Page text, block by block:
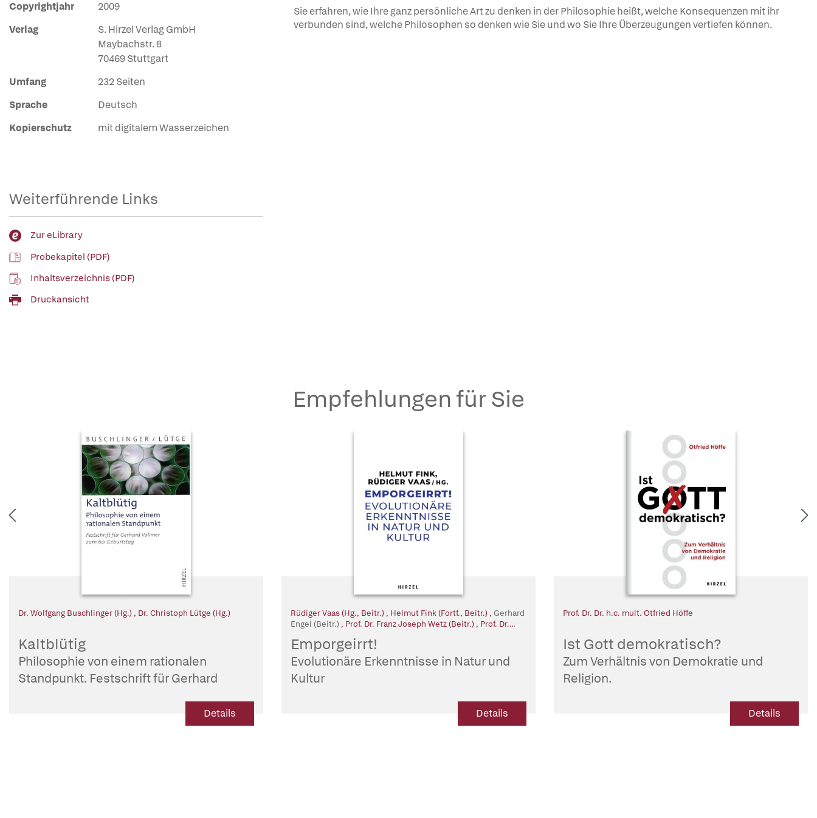
Sie erfahren, wie Ihre ganz persönliche Art zu denken in der Philosophie heißt, welche Konsequenzen mit ihr
verbunden sind, welche Philosophen so denken wie Sie und wo Sie Ihre Überzeugungen vertiefen können.
Copyrightjahr
2009
Verlag
S. Hirzel Verlag GmbH
Maybachstr. 8
70469 Stuttgart
Umfang
232 Seiten
Sprache
Deutsch
Kopierschutz
mit digitalem Wasserzeichen
Weiterführende Links
Zur eLibrary
Probekapitel (PDF)
Inhaltsverzeichnis (PDF)
Druckansicht
Empfehlungen für Sie
Dr. Wolfgang Buschlinger (Hg.) , Dr. Christoph Lütge (Hg.)
Kaltblütig
Philosophie von einem rationalen
Standpunkt. Festschrift für Gerhard
Details
Rüdiger Vaas (Hg., Beitr.) , Helmut Fink (Fortf., Beitr.) , Gerhard
Engel (Beitr.) , Prof. Dr. Franz Joseph Wetz (Beitr.) , Prof. Dr.
Manfred Stöckler (Beitr.)
Dr. h.c. Michael Schmidt-Salomon (Beitr.), Prof. Dr. med. Dr.
phil. Claus-Artur Scheier (Beitr.) ,Dr. Dr. Hannes Rusch (Beitr.)
,Dr. Jonas Pöld (Beitr.)
PD Dr. Dr. Ulrich Frey
Prof. Dr. rer. nat. Ernst-Peter Fischer (Beitr.),Florian
Emporgeirrt!
Evolutionäre Erkenntnisse in Natur und
Kultur
Details
Prof. Dr. Dr. h.c. mult. Otfried Höffe
Ist Gott demokratisch?
Zum Verhältnis von Demokratie und
Religion.
Details